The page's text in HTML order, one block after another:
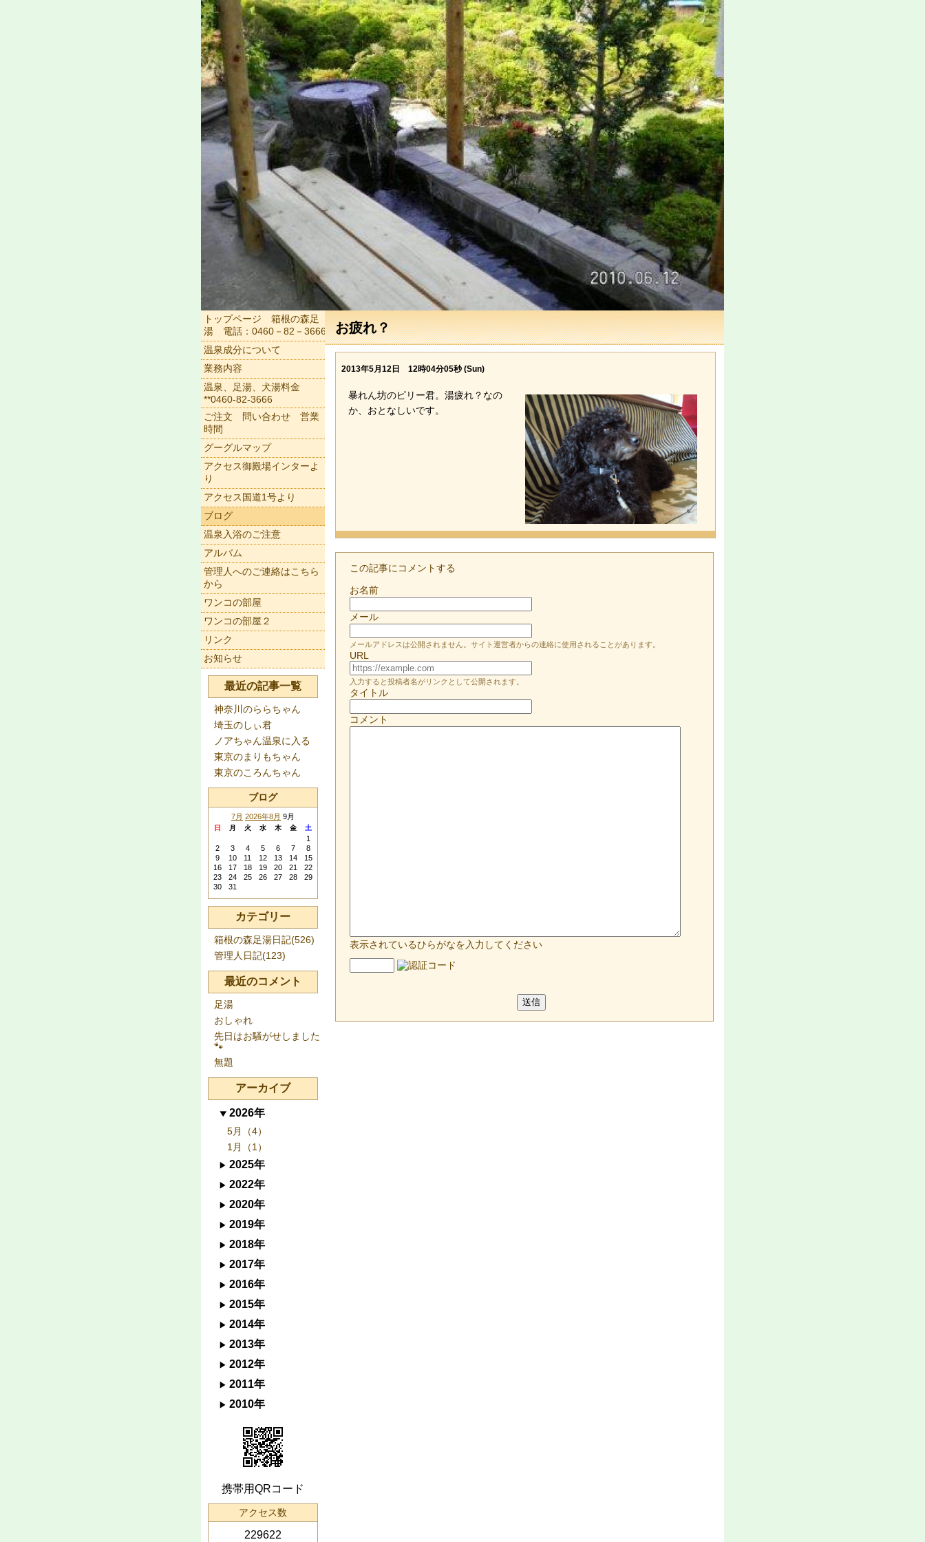
お疲れ？
2013年5月12日 12時04分05秒 (Sun)
暴れん坊のピリー君。湯疲れ？なの
か、おとなしいです。
この記事にコメントする
お名前
メール
メールアドレスは公開されません。サイト運営者からの連絡に使用されることがあります。
URL
入力すると投稿者名がリンクとして公開されます。
タイトル
コメント
表示されているひらがなを入力してください
トップページ 箱根の森足
湯 電話：0460－82－3666
温泉成分について
業務内容
温泉、足湯、犬湯料金
**0460-82-3666
ご注文 問い合わせ 営業
時間
グーグルマップ
アクセス御殿場インターよ
り
アクセス国道1号より
ブログ
温泉入浴のご注意
アルバム
管理人へのご連絡はこちら
から
ワンコの部屋
ワンコの部屋２
リンク
お知らせ
最近の記事一覧
神奈川のららちゃん
埼玉のしぃ君
ノアちゃん温泉に入る
東京のまりもちゃん
東京のころんちゃん
ブログ
7月 2026年8月 9月
日 月 火 水 木 金 土
1
2
3 4 5 6 7
8
9
10 11 12 13 14
15
16
17 18 19 20 21
22
23
24 25 26 27 28
29
30
31
カテゴリー
箱根の森足湯日記(526)
管理人日記(123)
最近のコメント
足湯
おしゃれ
先日はお騒がせしました
🐾
無題
アーカイブ
2026年
5月（4）
1月（1）
2025年
2022年
2020年
2019年
2018年
2017年
2016年
2015年
2014年
2013年
2012年
2011年
2010年
携帯用QRコード
アクセス数
229622